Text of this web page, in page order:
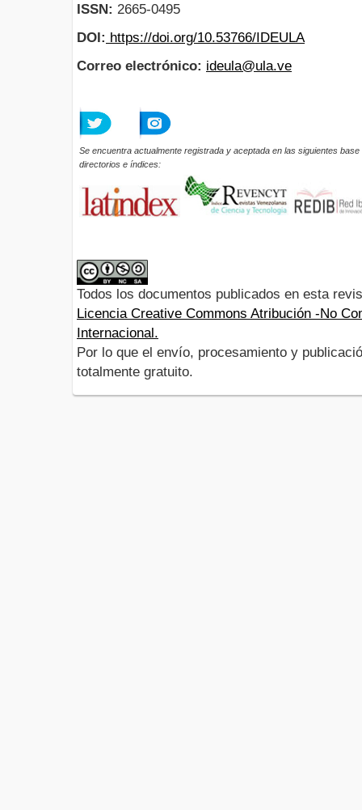
ISSN: 2665-0495
DOI: https://doi.org/10.53766/IDEULA
Correo electrónico: ideula@ula.ve
Se encuentra actualmente registrada y aceptada en las siguientes base
directorios e índices:
Todos los documentos publicados en esta
Licencia Creative Commons Atribución -No
Internacional.
Por lo que el envío, procesamiento y
totalmente gratuito.